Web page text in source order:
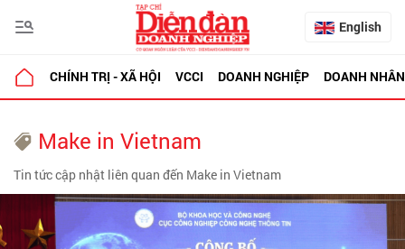
English
CHÍNH TRỊ - XÃ HỘI VCCI DOANH NGHIỆP DOANH NHÂN
Make in Vietnam
Tin tức cập nhật liên quan đến Make in Vietnam